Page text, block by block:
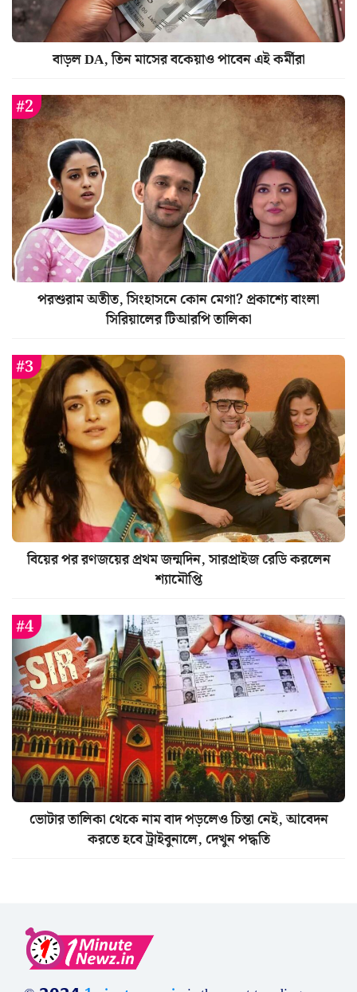
বাড়ল DA, তিন মাসের বকেয়াও পাবেন এই কর্মীরা
পরশুরাম অতীত, সিংহাসনে কোন মেগা? প্রকাশ্যে বাংলা
সিরিয়ালের টিআরপি তালিকা
বিয়ের পর রণজয়ের প্রথম জন্মদিন, সারপ্রাইজ রেডি করলেন
শ্যামৌপ্তি
ভোটার তালিকা থেকে নাম বাদ পড়লেও চিন্তা নেই, আবেদন
করতে হবে ট্রাইবুনালে, দেখুন পদ্ধতি